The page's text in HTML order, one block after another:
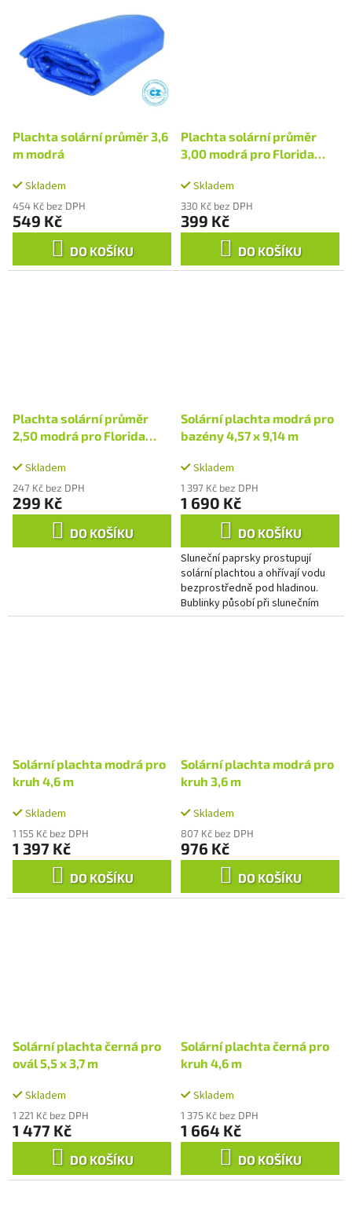
Plachta solární průměr 3,6
m modrá
Skladem
454 Kč bez DPH
549 Kč
DO KOŠÍKU
Plachta solární průměr
3,00 modrá pro Florida
Skladem
330 Kč bez DPH
399 Kč
DO KOŠÍKU
Plachta solární průměr
2,50 modrá pro Florida
Skladem
247 Kč bez DPH
299 Kč
DO KOŠÍKU
Solární plachta modrá pro
bazény 4,57 x 9,14 m
Skladem
1 397 Kč bez DPH
1 690 Kč
DO KOŠÍKU
Sluneční paprsky prostupují
solární plachtou a ohřívají vodu
bezprostředně pod hladinou.
Bublinky působí při slunečním
záření jako čočky a tím zvyšují
Solární plachta modrá pro
kruh 4,6 m
Skladem
1 155 Kč bez DPH
1 397 Kč
DO KOŠÍKU
Solární plachta modrá pro
kruh 3,6 m
Skladem
807 Kč bez DPH
976 Kč
DO KOŠÍKU
Solární plachta černá pro
ovál 5,5 x 3,7 m
Skladem
1 221 Kč bez DPH
1 477 Kč
DO KOŠÍKU
Solární plachta černá pro
kruh 4,6 m
Skladem
1 375 Kč bez DPH
1 664 Kč
DO KOŠÍKU